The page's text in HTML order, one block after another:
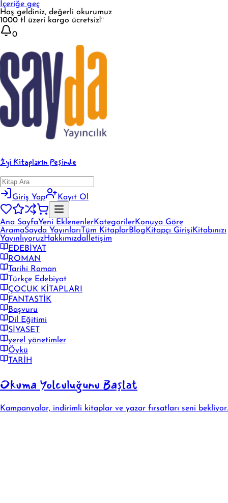
İçeriğe geç
Hoş geldiniz, değerli okurumuz
1000 tl üzeri kargo ücretsiz!¨
0
İyi Kitapların Peşinde
Giriş Yap Kayıt Ol
Ana SayfaYeni EklenenlerKategorilerKonuya Göre
AramaSayda Yayınları Tüm KitaplarBlog Kitapçı Girişi Kitabınızı
YayınlıyoruzHakkımızda İletişim
EDEBİYAT
ROMAN
Tarihi Roman
Türkçe Edebiyat
ÇOCUK KİTAPLARI
FANTASTİK
Başvuru
Dil Eğitimi
SİYASET
yerel yönetimler
Öykü
TARİH
Okuma Yolculuğunu Başlat
Kampanyalar, indirimli kitaplar ve yazar fırsatları seni bekliyor.